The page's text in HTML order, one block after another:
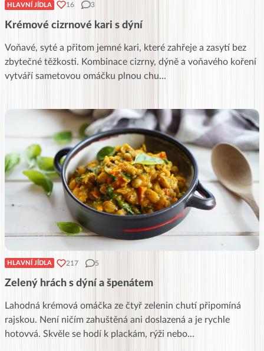
HLAVNÍ JÍDLA 16 3
Krémové cizrnové kari s dýní
Voňavé, syté a přitom jemné kari, které zahřeje a zasytí bez
zbytečné těžkosti. Kombinace cizrny, dýně a voňavého koření
vytváří sametovou omáčku plnou chu...
HLAVNÍ JÍDLA 217 5
Zelený hrách s dýní a špenátem
Lahodná krémová omáčka ze čtyř zelenin chutí připomíná
rajskou. Není ničím zahuštěná ani doslazená a je rychle
hotovvá. Skvěle se hodí k plackám, rýži nebo...